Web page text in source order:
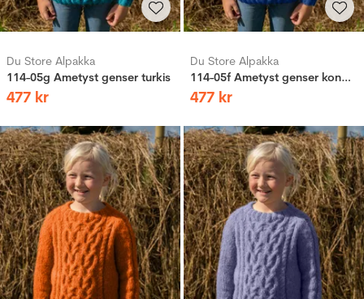
Du Store Alpakka
114-05g Ametyst genser turkis
477 kr
Du Store Alpakka
114-05f Ametyst genser kongeblå
477 kr